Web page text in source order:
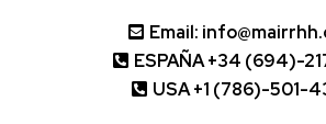
Email:
ESPAÑA +34 (694)-
USA +1 (786)-501-